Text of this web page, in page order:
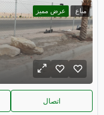
مباع عرض مميز
اتصال